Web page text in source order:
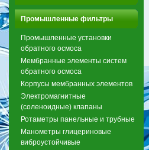
Промышленные фильтры
Промышленные установки
обратного осмоса
Мембранные элементы систем
обратного осмоса
Корпусы мембранных элементов
Электромагнитные
(соленоидные) клапаны
Ротаметры панельные и трубные
Манометры глицериновые
виброустойчивые